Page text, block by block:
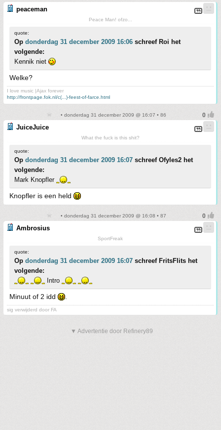
peaceman
Peace Man! ofzo...
quote:
Op donderdag 31 december 2009 16:06 schreef Roi het
volgende:
Kennik niet
Welke?
I love music |Ajax forever
http://frontpage.fok.nl/c(...)-feest-of-farce.html
• donderdag 31 december 2009 @ 16:07 • 86
JuiceJuice
What the fuck is this shit?
quote:
Op donderdag 31 december 2009 16:07 schreef Ofyles2 het
volgende:
Mark Knopfler
Knopfler is een held
• donderdag 31 december 2009 @ 16:08 • 87
Ambrosius
SportFreak
quote:
Op donderdag 31 december 2009 16:07 schreef FritsFlits het
volgende:
Intro
Minuut of 2 idd
sig verwijderd door FA
▼ Advertentie door Refinery89